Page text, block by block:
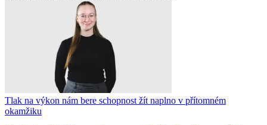
Tlak na výkon nám bere schopnost žít naplno v přítomném
okamžiku